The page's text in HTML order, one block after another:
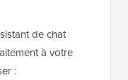
de chat
à votre
: